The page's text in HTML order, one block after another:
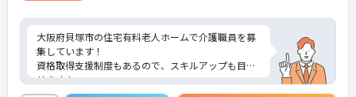
大阪府貝塚市の住宅有料老人ホームで介護職員を募
集しています！
資格取得支援制度もあるので、スキルアップも目指
せます！
ご興味のある方は、面接のポイントをお伝えします